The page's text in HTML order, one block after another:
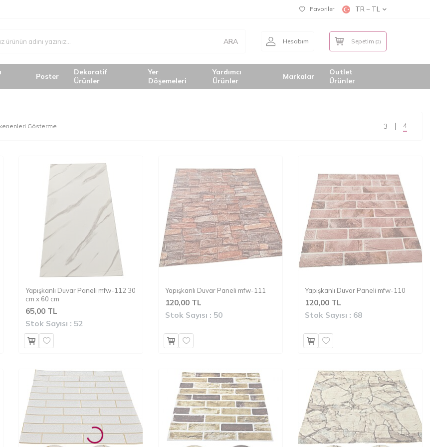
Favoriler TR − TL
ARA Hesabım Sepetim (0)
Poster
Dekoratif
Ürünler
Yer
Döşemeleri
Yardımcı
Ürünler
Markalar
Outlet
Ürünler
Gösterme 3 4
Yapışkanlı Duvar Paneli mfw-112 30
cm x 60 cm
65,00 TL
Stok Sayısı : 52
Yapışkanlı Duvar Paneli mfw-111
120,00 TL
Stok Sayısı : 50
Yapışkanlı Duvar Paneli mfw-110
120,00 TL
Stok Sayısı : 68